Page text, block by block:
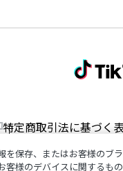
特定商取引法に基づく
保存、またはお客様のブ
様のデバイスに関するも